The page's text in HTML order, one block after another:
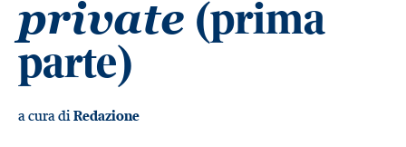
private (prima
parte)
a cura diRedazione